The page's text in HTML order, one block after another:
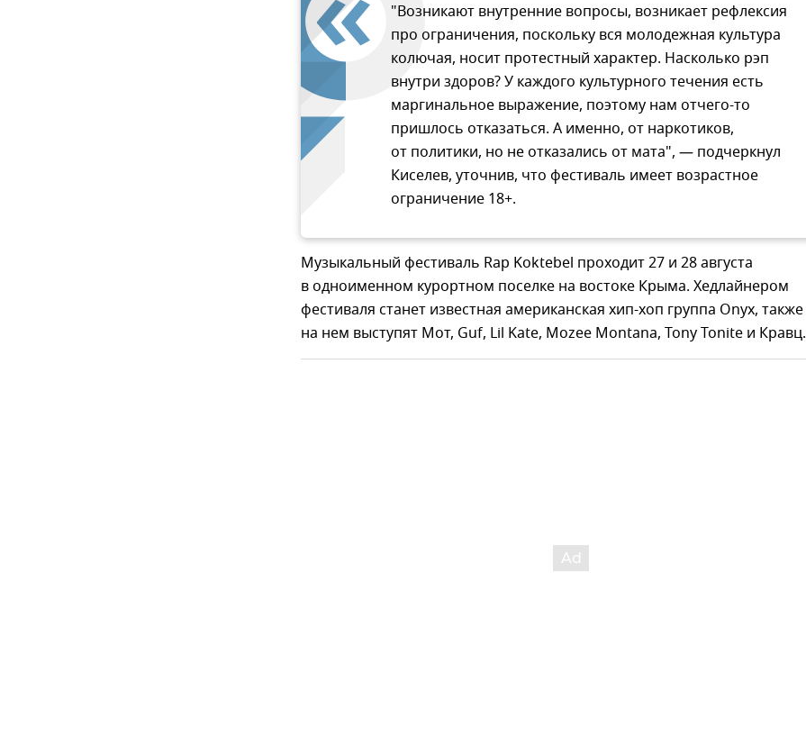
"Возникают внутренние вопросы, возникает рефлексия
про ограничения, поскольку вся молодежная культура
колючая, носит протестный характер. Насколько рэп
внутри здоров? У каждого культурного течения есть
маргинальное выражение, поэтому нам отчего-то
пришлось отказаться. А именно, от наркотиков,
от политики, но не отказались от мата", — подчеркнул
Киселев, уточнив, что фестиваль имеет возрастное
ограничение 18+.
Музыкальный фестиваль Rap Koktebel проходит 27 и 28 августа
в одноименном курортном поселке на востоке Крыма. Хедлайнером
фестиваля станет известная американская хип-хоп группа Onyx, также
на нем выступят Мот, Guf, Lil Kate, Mozee Montana, Tony Tonite и Кравц.